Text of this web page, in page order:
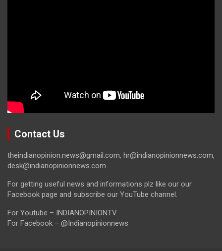
Contact Us
theindianopinion.news@gmail.com, hr@indianopinionnews.com,
desk@indianopinionnews.com
For getting useful news and informations plz like our our
Facebook page and subscribe our YouTube channel.
For Youtube – INDIANOPINIONTV
For Facebook – @Indianopinionnews